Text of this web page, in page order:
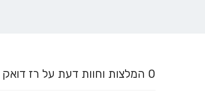
0 המלצות וחוות דעת על רז דואק